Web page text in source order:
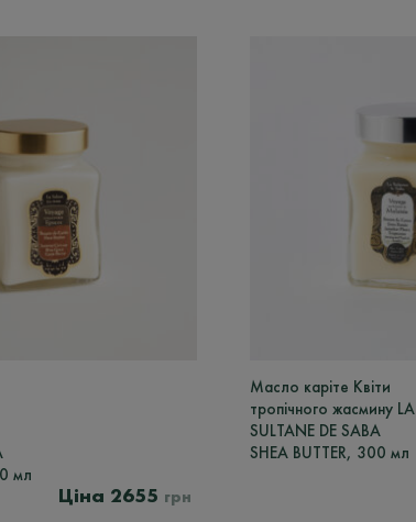
мл
2655 грн
Масло каріте Квіти
тропічного жасмину LA
SULTANE DE SABA
SHEA BUTTER, 300 мл